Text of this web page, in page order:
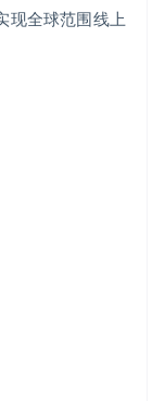
现全球范围线上